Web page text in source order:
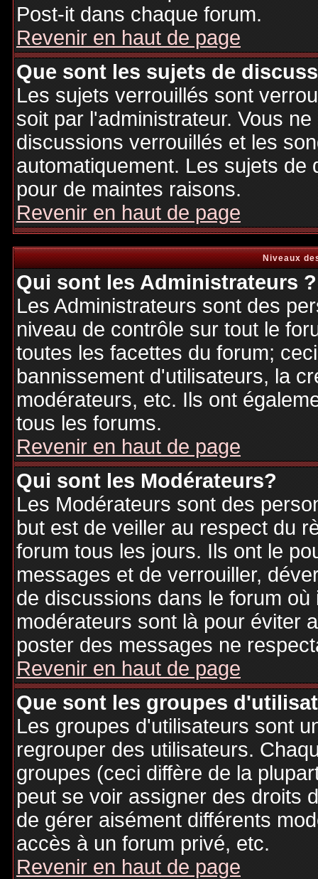
Post-it dans chaque forum.
Revenir en haut de page
Que sont les sujets de
Les sujets verrouillés sont
soit par l'administrateur. Vous
discussions verrouillés et les
automatiquement. Les sujets
pour de maintes raisons.
Revenir en haut de page
Niveaux
Qui sont les Administrateurs ?
Les Administrateurs sont des
niveau de contrôle sur tout le
toutes les facettes du forum;
bannissement d'utilisateurs, la
modérateurs, etc. Ils ont
tous les forums.
Revenir en haut de page
Qui sont les Modérateurs?
Les Modérateurs sont des
but est de veiller au respect du
forum tous les jours. Ils ont le
messages et de verrouiller,
de discussions dans le forum
modérateurs sont là pour éviter
poster des messages ne
Revenir en haut de page
Que sont les groupes
Les groupes d'utilisateurs sont
regrouper des utilisateurs.
groupes (ceci diffère de la
peut se voir assigner des droits
de gérer aisément différents
accès à un forum privé, etc.
Revenir en haut de page